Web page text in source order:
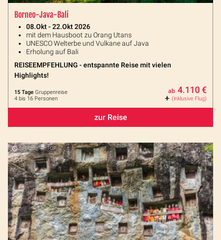
Borneo-Java-Bali
08.Okt - 22.Okt 2026
mit dem Hausboot zu Orang Utans
UNESCO Welterbe und Vulkane auf Java
Erholung auf Bali
REISEEMPFEHLUNG - entspannte Reise mit vielen
Highlights!
15 Tage Gruppenreise
4 bis 16 Personen
ab 4.110 €
(inklusive Flug)
zur Reise
SPECIAL TOP